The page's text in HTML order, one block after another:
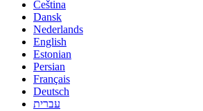
Čeština
Dansk
Nederlands
English
Estonian
Persian
Français
Deutsch
עברית